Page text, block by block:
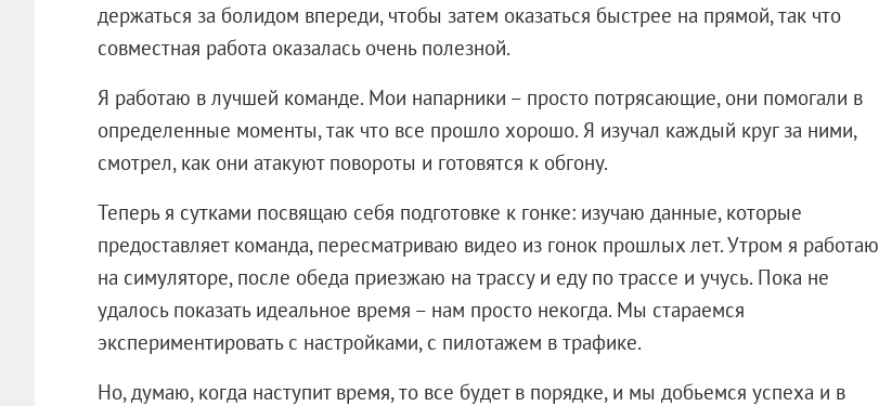
держаться за болидом впереди, чтобы затем оказаться быстрее на прямой, так что
совместная работа оказалась очень полезной.
Я работаю в лучшей команде. Мои напарники – просто потрясающие, они помогали в
определенные моменты, так что все прошло хорошо. Я изучал каждый круг за ними,
смотрел, как они атакуют повороты и готовятся к обгону.
Теперь я сутками посвящаю себя подготовке к гонке: изучаю данные, которые
предоставляет команда, пересматриваю видео из гонок прошлых лет. Утром я работаю
на симуляторе, после обеда приезжаю на трассу и еду по трассе и учусь. Пока не
удалось показать идеальное время – нам просто некогда. Мы стараемся
экспериментировать с настройками, с пилотажем в трафике.
Но, думаю, когда наступит время, то все будет в порядке, и мы добьемся успеха и в